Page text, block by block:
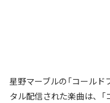
星野マーブルの「コールド
タル配信された楽曲は、「